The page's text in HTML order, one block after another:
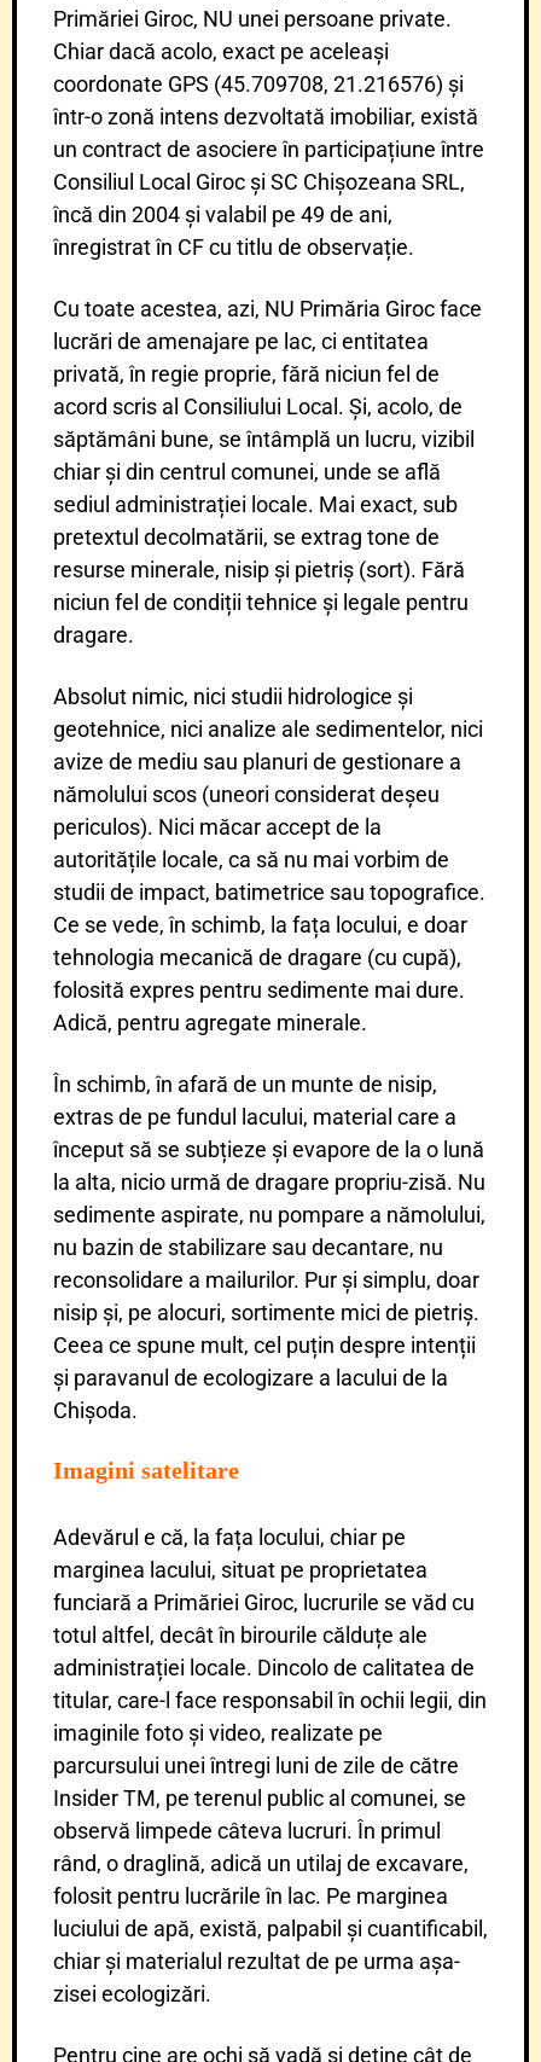
Primăriei Giroc, NU unei persoane private.
Chiar dacă acolo, exact pe aceleași
coordonate GPS (45.709708, 21.216576) și
într-o zonă intens dezvoltată imobiliar, există
un contract de asociere în participațiune între
Consiliul Local Giroc și SC Chișozeana SRL,
încă din 2004 și valabil pe 49 de ani,
înregistrat în CF cu titlu de observație.
Cu toate acestea, azi, NU Primăria Giroc face
lucrări de amenajare pe lac, ci entitatea
privată, în regie proprie, fără niciun fel de
acord scris al Consiliului Local. Și, acolo, de
săptămâni bune, se întâmplă un lucru, vizibil
chiar și din centrul comunei, unde se află
sediul administrației locale. Mai exact, sub
pretextul decolmatării, se extrag tone de
resurse minerale, nisip și pietriș (sort). Fără
niciun fel de condiții tehnice și legale pentru
dragare.
Absolut nimic, nici studii hidrologice și
geotehnice, nici analize ale sedimentelor, nici
avize de mediu sau planuri de gestionare a
nămolului scos (uneori considerat deșeu
periculos). Nici măcar accept de la
autoritățile locale, ca să nu mai vorbim de
studii de impact, batimetrice sau topografice.
Ce se vede, în schimb, la fața locului, e doar
tehnologia mecanică de dragare (cu cupă),
folosită expres pentru sedimente mai dure.
Adică, pentru agregate minerale.
În schimb, în afară de un munte de nisip,
extras de pe fundul lacului, material care a
început să se subțieze și evapore de la o lună
la alta, nicio urmă de dragare propriu-zisă. Nu
sedimente aspirate, nu pompare a nămolului,
nu bazin de stabilizare sau decantare, nu
reconsolidare a mailurilor. Pur și simplu, doar
nisip și, pe alocuri, sortimente mici de pietriș.
Ceea ce spune mult, cel puțin despre intenții
și paravanul de ecologizare a lacului de la
Chișoda.
Imagini satelitare
Adevărul e că, la fața locului, chiar pe
marginea lacului, situat pe proprietatea
funciară a Primăriei Giroc, lucrurile se văd cu
totul altfel, decât în birourile călduțe ale
administrației locale. Dincolo de calitatea de
titular, care-l face responsabil în ochii legii, din
imaginile foto și video, realizate pe
parcursului unei întregi luni de zile de către
Insider TM, pe terenul public al comunei, se
observă limpede câteva lucruri. În primul
rând, o draglină, adică un utilaj de excavare,
folosit pentru lucrările în lac. Pe marginea
luciului de apă, există, palpabil și cuantificabil,
chiar și materialul rezultat de pe urma așa-
zisei ecologizări.
Pentru cine are ochi să vadă și deține cât de